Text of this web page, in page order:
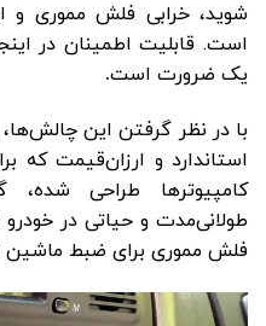
شوید، خرابی فلش مموری
است. قابلیت اطمینان در
یک ضرورت است.
با در نظر گرفتن این
استاندارد و ارزان‌قیمت که
کامپیوترها طراحی شده،
طولانی‌مدت و حیاتی در
فلش مموری برای ضبط ماشین